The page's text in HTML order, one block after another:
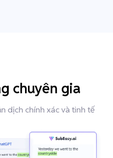
chuyên gia
dịch chính xác và tinh tế